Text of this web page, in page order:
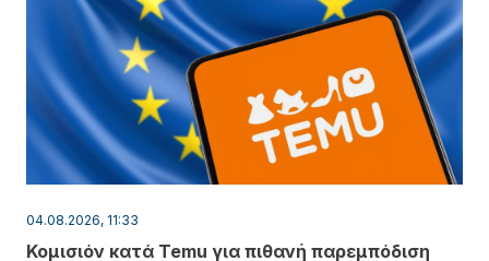
04.08.2026, 11:33
Κομισιόν κατά Temu για πιθανή παρεμπόδιση